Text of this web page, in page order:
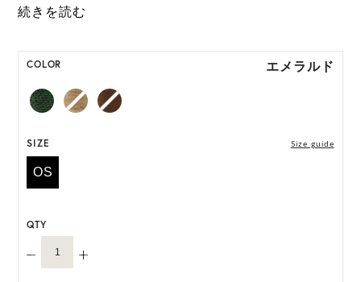
ONE SIZE展開の商品:ONE SIZE 57.5cm
には個体差がございます。
COLOR エメラルド
SIZE Size guide
OS
QTY